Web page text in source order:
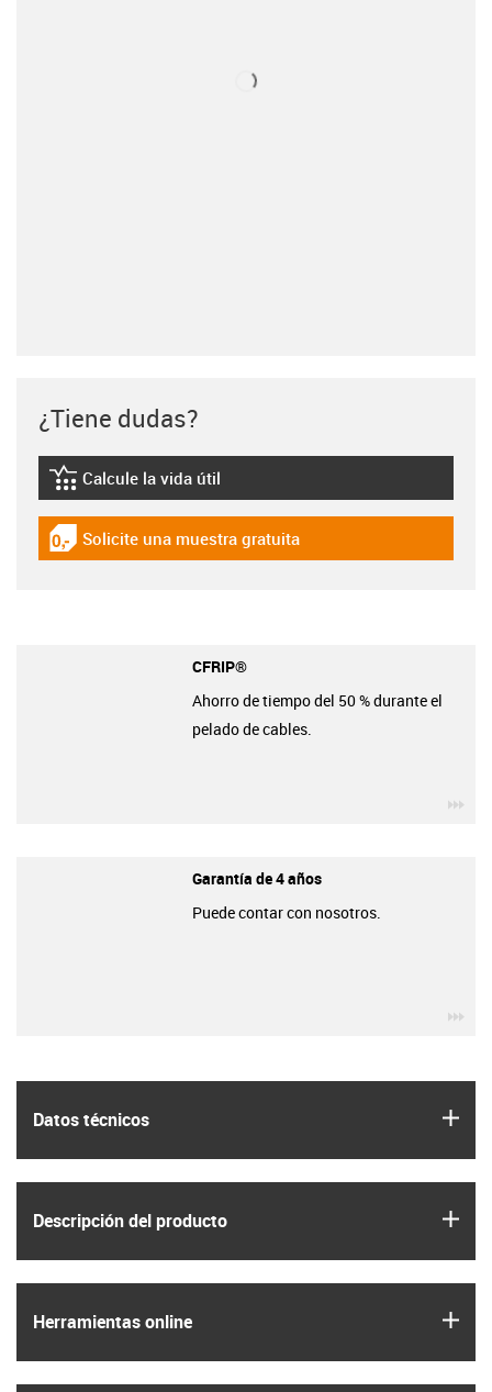
Datos técnicos
Descripción del producto
Herramientas online
¿Tiene dudas?
igus-icon-lebensdauerrechner
Calcule la vida útil
igus-icon-gratismuster
Solicite una muestra gratuita
CFRIP®
Ahorro de tiempo del 50 % durante el
pelado de cables.
Garantía de 4 años
Puede contar con nosotros.